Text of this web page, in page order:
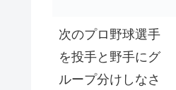
次のプロ野球選手
を投手と野手にグ
ループ分けしなさ